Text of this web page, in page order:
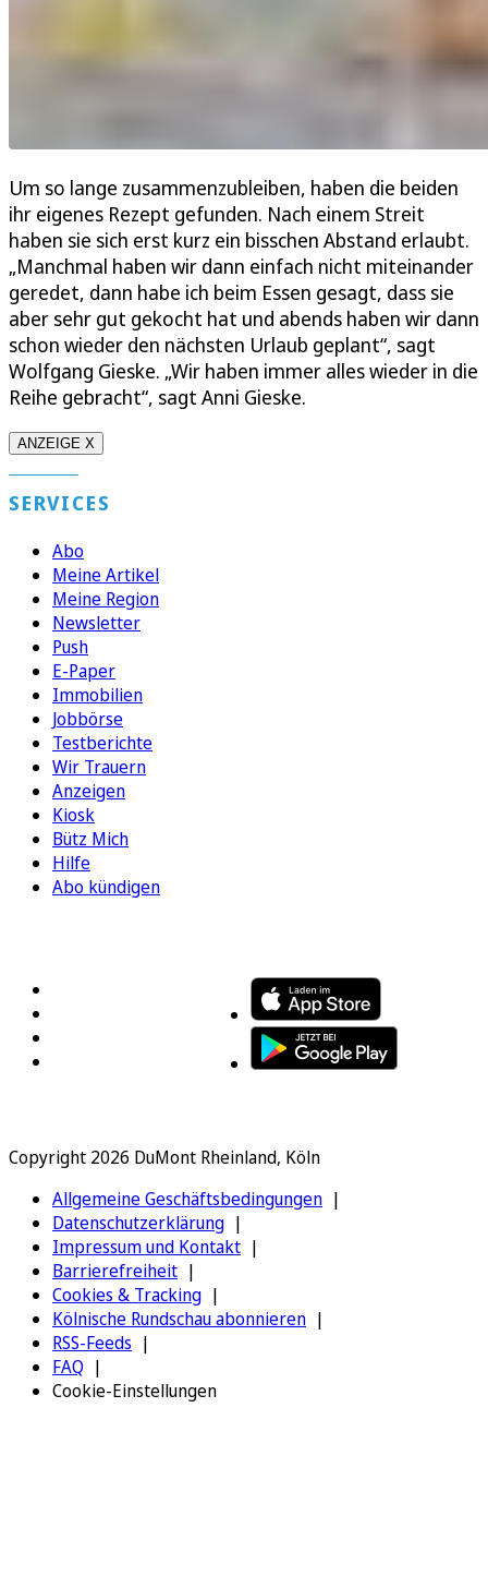
Um so lange zusammenzubleiben, haben die beiden
ihr eigenes Rezept gefunden. Nach einem Streit
haben sie sich erst kurz ein bisschen Abstand erlaubt.
„Manchmal haben wir dann einfach nicht miteinander
geredet, dann habe ich beim Essen gesagt, dass sie
aber sehr gut gekocht hat und abends haben wir dann
schon wieder den nächsten Urlaub geplant“, sagt
Wolfgang Gieske. „Wir haben immer alles wieder in die
Reihe gebracht“, sagt Anni Gieske.
ANZEIGE X
SERVICES
Abo
Meine Artikel
Meine Region
Newsletter
Push
E-Paper
Immobilien
Jobbörse
Testberichte
Wir Trauern
Anzeigen
Kiosk
Bütz Mich
Hilfe
Abo kündigen
Copyright 2026 DuMont Rheinland, Köln
Allgemeine Geschäftsbedingungen
Datenschutzerklärung
Impressum und Kontakt
Barrierefreiheit
Cookies & Tracking
Kölnische Rundschau abonnieren
RSS-Feeds
FAQ
Cookie-Einstellungen